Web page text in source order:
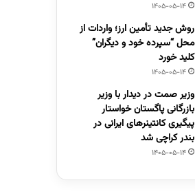
1405-05-14
روش جدید تأمین ارز؛ واردات از
محل “سپرده خود و دیگران”
کلید خورد
1405-05-14
وزیر صمت در دیدار با وزیر
بازرگانی پاگستان خواستار
پیگیری کانتینرهای ایرانی در
بندر کراچی شد
1405-05-14